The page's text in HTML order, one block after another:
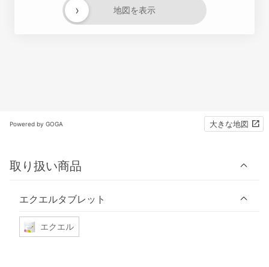
地図を表示
›
Powered by GOGA 大きな地図
取り扱い商品
エクエルタブレット
エクエル